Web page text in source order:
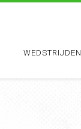
WEDSTRIJDEN